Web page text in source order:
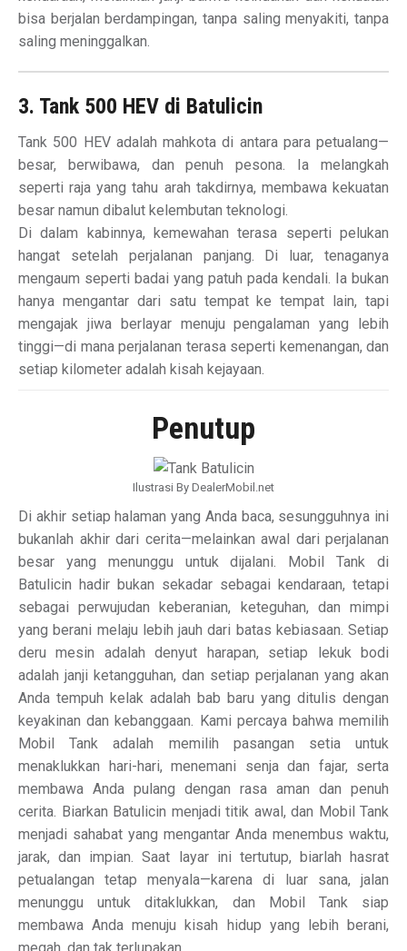
bisa berjalan berdampingan, tanpa saling menyakiti, tanpa
saling meninggalkan.
3. Tank 500 HEV di Batulicin
Tank 500 HEV adalah mahkota di antara para petualang—
besar, berwibawa, dan penuh pesona. Ia melangkah
seperti raja yang tahu arah takdirnya, membawa kekuatan
besar namun dibalut kelembutan teknologi.
Di dalam kabinnya, kemewahan terasa seperti pelukan
hangat setelah perjalanan panjang. Di luar, tenaganya
mengaum seperti badai yang patuh pada kendali. Ia bukan
hanya mengantar dari satu tempat ke tempat lain, tapi
mengajak jiwa berlayar menuju pengalaman yang lebih
tinggi—di mana perjalanan terasa seperti kemenangan, dan
setiap kilometer adalah kisah kejayaan.
Penutup
Ilustrasi By DealerMobil.net
Di akhir setiap halaman yang Anda baca, sesungguhnya ini
bukanlah akhir dari cerita—melainkan awal dari perjalanan
besar yang menunggu untuk dijalani. Mobil Tank di
Batulicin hadir bukan sekadar sebagai kendaraan, tetapi
sebagai perwujudan keberanian, keteguhan, dan mimpi
yang berani melaju lebih jauh dari batas kebiasaan. Setiap
deru mesin adalah denyut harapan, setiap lekuk bodi
adalah janji ketangguhan, dan setiap perjalanan yang akan
Anda tempuh kelak adalah bab baru yang ditulis dengan
keyakinan dan kebanggaan. Kami percaya bahwa memilih
Mobil Tank adalah memilih pasangan setia untuk
menaklukkan hari-hari, menemani senja dan fajar, serta
membawa Anda pulang dengan rasa aman dan penuh
cerita. Biarkan Batulicin menjadi titik awal, dan Mobil Tank
menjadi sahabat yang mengantar Anda menembus waktu,
jarak, dan impian. Saat layar ini tertutup, biarlah hasrat
petualangan tetap menyala—karena di luar sana, jalan
menunggu untuk ditaklukkan, dan Mobil Tank siap
membawa Anda menuju kisah hidup yang lebih berani,
megah, dan tak terlupakan.